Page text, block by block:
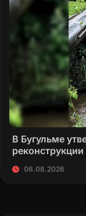
В Бугульме
06.08.2026